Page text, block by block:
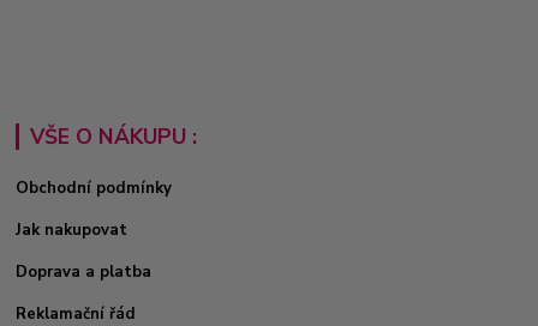
VŠE O NÁKUPU :
Obchodní podmínky
Jak nakupovat
Doprava a platba
Reklamační řád